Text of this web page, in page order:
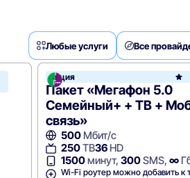
Любые услуги Все
МегаФон
Акция
Пакет «Мегафон 5.0
Семейный+ + ТВ +
связь»
500 Мбит/с
250ТВ36 HD
1500минут,300SMS,∞
Wi-Fi роутер можно добавить к